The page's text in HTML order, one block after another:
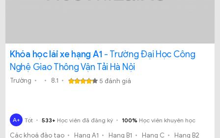
Khóa học lái xe hạng A1 - Trường Đại Học Công
Nghệ Giao Thông Vận Tải Hà Nội
Trường 8.1 5 đánh giá
A+ Tốt 533+ Học viên đã đăng ký 100% Học viên khuyên học
Các khoá đào tạo Hạng A1 Hạng B1 Hạng C Hạng B2